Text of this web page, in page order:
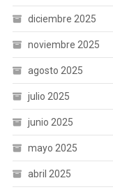
diciembre 2025
noviembre 2025
agosto 2025
julio 2025
junio 2025
mayo 2025
abril 2025